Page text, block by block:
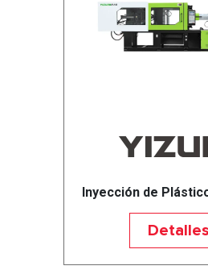
Inyección de